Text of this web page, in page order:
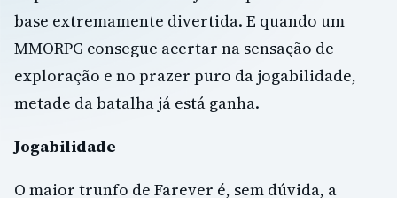
base extremamente divertida. E quando um
MMORPG consegue acertar na sensação de
exploração e no prazer puro da jogabilidade,
metade da batalha já está ganha.
Jogabilidade
O maior trunfo de Farever é, sem dúvida, a